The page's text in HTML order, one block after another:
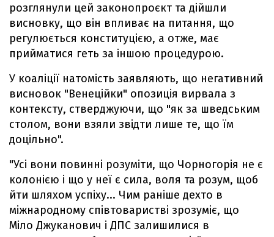
розглянули цей законопроєкт та дійшли
висновку, що він впливає на питання, що
регулюється конституцією, а отже, має
прийматися геть за іншою процедурою.
У коаліції натомість заявляють, що негативний
висновок "Венеційки" опозиція вирвала з
контексту, стверджуючи, що "як за шведським
столом, вони взяли звідти лише те, що їм
доцільно".
"Усі вони повинні розуміти, що Чорногорія не є
колонією і що у неї є сила, воля та розум, щоб
йти шляхом успіху... Чим раніше дехто в
міжнародному співтоваристві зрозуміє, що
Міло Джуканович і ДПС залишилися в